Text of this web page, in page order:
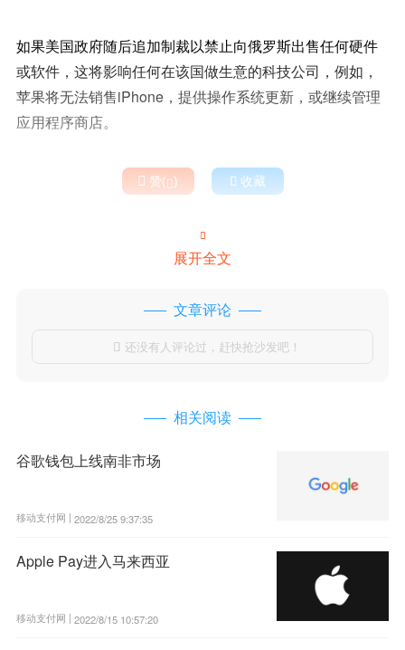
如果美国政府随后追加制裁以禁止向俄罗斯出售任何硬件
或软件，这将影响任何在该国做生意的科技公司，例如，
苹果将无法销售iPhone，提供操作系统更新，或继续管理
应用程序商店。
 赞()  收藏

展开全文
文章评论
 还没有人评论过，赶快抢沙发吧！
相关阅读
谷歌钱包上线南非市场
移动支付网 | 2022/8/25 9:37:35
Apple Pay进入马来西亚
移动支付网 | 2022/8/15 10:57:20